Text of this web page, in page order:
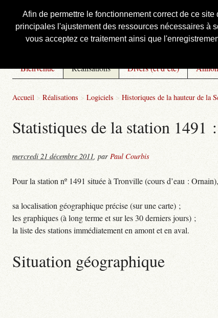
Afin de permettre le fonctionnement correct de ce
principales l'ajustement des ressources nécessaires à
vous acceptez ce traitement ainsi que
Courbis, « LE » Blog Officiel
Bienvenue Réalisations Divers (et d’été)
Accueil > Réalisations > Logiciels > Historiques de la hauteur de la
Statistiques de la station
mercredi 21 décembre 2011, par Paul Courbis
Pour la station nº 1491 située à Tronville (cours d’eau :
sa localisation géographique précise (sur une carte) ;
les graphiques (à long terme et sur les 30 derniers jours) ;
la liste des stations immédiatement en amont et en aval.
Situation géographique